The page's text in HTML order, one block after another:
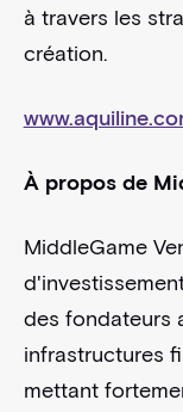
à travers les
création.
À propos de
MiddleGame
des fondateurs
infrastructures
mettant